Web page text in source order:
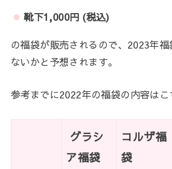
靴下1,000円 (税込)
の福袋が販売されるので、2023年
ないかと予想されます。
参考までに2022年の福袋の内容はこ
グラシ
ア福袋
コルザ福
袋